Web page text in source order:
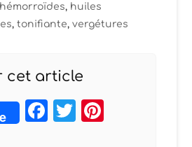
hémorroïdes, huiles
,tonifiante,vergétures
cet article
Facebook
Twitter